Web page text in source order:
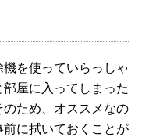
を使っていらっしゃ
屋に入ってしまった
ため、オススメなの
に拭いておくことが